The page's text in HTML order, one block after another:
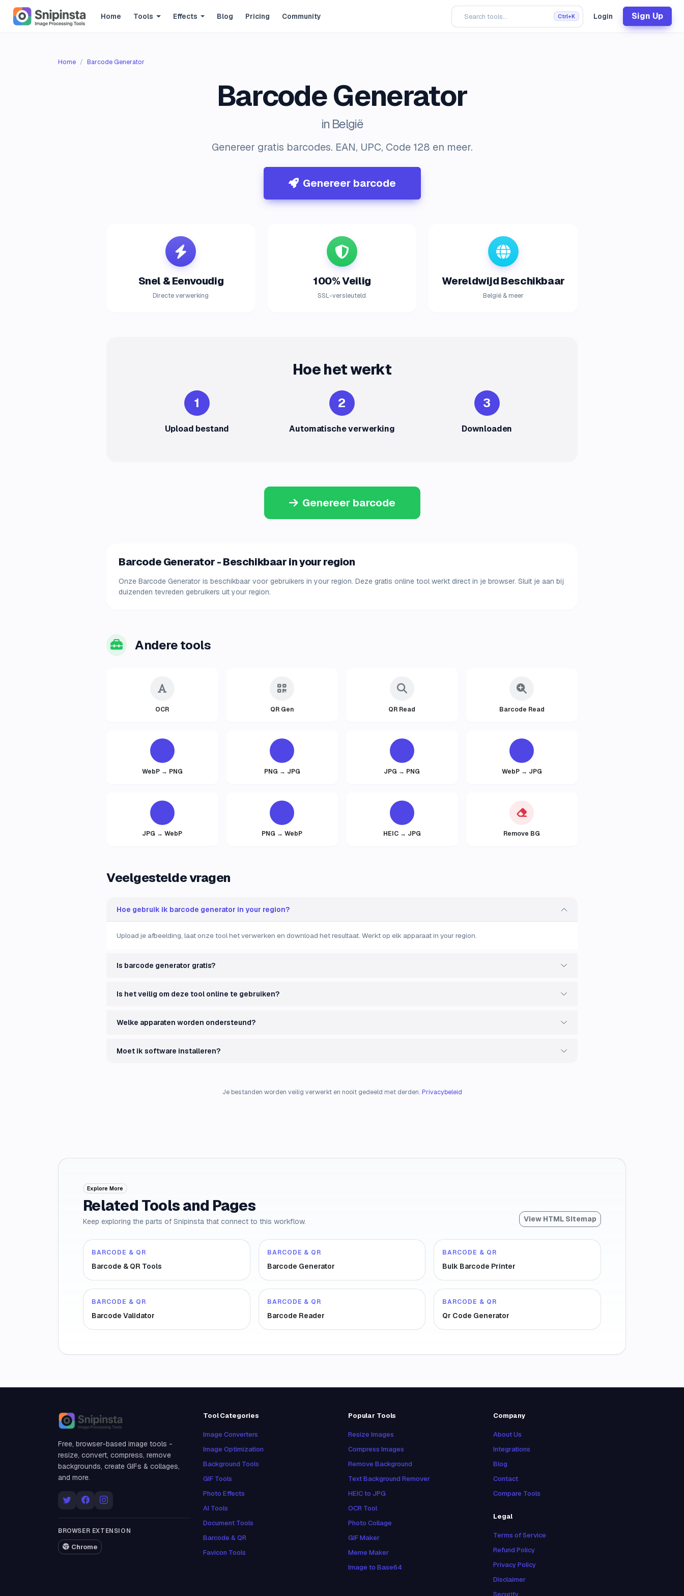
Home Tools Effects Blog Pricing Community Ctrl+K Login Sign Up
Home Barcode Generator
Barcode Generator
in België
Genereer gratis barcodes. EAN, UPC, Code 128 en meer.
Genereer barcode
Snel & Eenvoudig
Directe verwerking
100% Veilig
SSL-versleuteld
Wereldwijd Beschikbaar
België & meer
Hoe het werkt
1
Upload bestand
2
Automatische verwerking
3
Downloaden
Genereer barcode
Barcode Generator - Beschikbaar in your region
Onze Barcode Generator is beschikbaar voor gebruikers in your region. Deze gratis online tool werkt direct in je browser. Sluit je aan bij
duizenden tevreden gebruikers uit your region.
Andere tools
OCR QR Gen QR Read Barcode Read
WebP → PNG PNG → JPG JPG → PNG WebP → JPG
JPG → WebP PNG → WebP HEIC → JPG Remove BG
Veelgestelde vragen
Hoe gebruik ik barcode generator in your region?
Upload je afbeelding, laat onze tool het verwerken en download het resultaat. Werkt op elk apparaat in your region.
Is barcode generator gratis?
Is het veilig om deze tool online te gebruiken?
Welke apparaten worden ondersteund?
Moet ik software installeren?
Je bestanden worden veilig verwerkt en nooit gedeeld met derden. Privacybeleid
Explore More
Related Tools and Pages
Keep exploring the parts of Snipinsta that connect to this workflow. View HTML Sitemap
BARCODE & QR
Barcode & QR Tools
BARCODE & QR
Barcode Generator
BARCODE & QR
Bulk Barcode Printer
BARCODE & QR
Barcode Validator
BARCODE & QR
Barcode Reader
BARCODE & QR
Qr Code Generator
Snipinsta
Free, browser-based image tools -
resize, convert, compress, remove
backgrounds, create GIFs & collages,
and more.
BROWSER EXTENSION
Chrome
Tool Categories
Image Converters
Image Optimization
Background Tools
GIF Tools
Photo Effects
AI Tools
Document Tools
Barcode & QR
Favicon Tools
Popular Tools
Resize Images
Compress Images
Remove Background
Text Background Remover
HEIC to JPG
OCR Tool
Photo Collage
GIF Maker
Meme Maker
Image to Base64
Company
About Us
Integrations
Blog
Contact
Compare Tools
Legal
Terms of Service
Refund Policy
Privacy Policy
Disclaimer
Security